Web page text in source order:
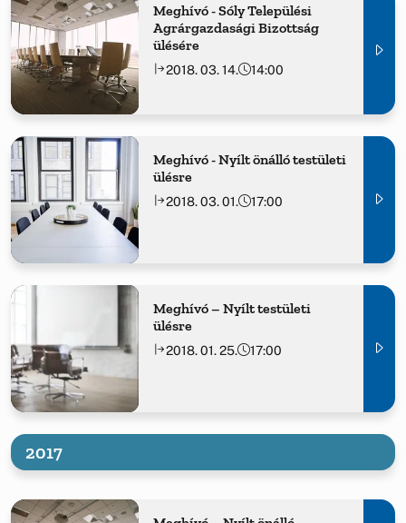
Meghívó - Sóly Települési
Agrárgazdasági Bizottság
ülésére
2018. 03. 14. 14:00
Meghívó - Nyílt önálló testületi
ülésre
2018. 03. 01. 17:00
Meghívó – Nyílt testületi
ülésre
2018. 01. 25. 17:00
2017